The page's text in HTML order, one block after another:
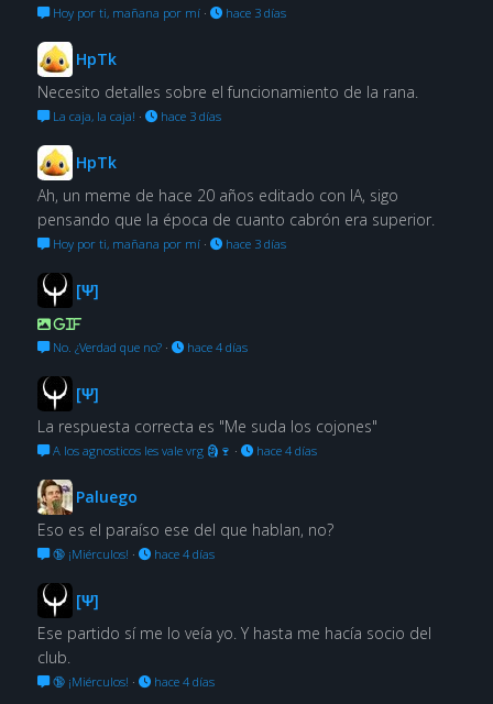
Hoy por ti, mañana por mí· hace 3 días
HpTk
Necesito detalles sobre el funcionamiento de la rana.
La caja, la caja! · hace 3 días
HpTk
Ah, un meme de hace 20 años editado con IA, sigo
pensando que la época de cuanto cabrón era superior.
Hoy por ti, mañana por mí· hace 3 días
[Ψ]
GIF
No. ¿Verdad que no?· hace 4 días
[Ψ]
La respuesta correcta es "Me suda los cojones"
A los agnosticos les vale vrg 🗿🍷 · hace 4 días
Paluego
Eso es el paraíso ese del que hablan, no?
🔞 ¡Miérculos! · hace 4 días
[Ψ]
Ese partido sí me lo veía yo. Y hasta me hacía socio del
club.
🔞 ¡Miérculos! · hace 4 días